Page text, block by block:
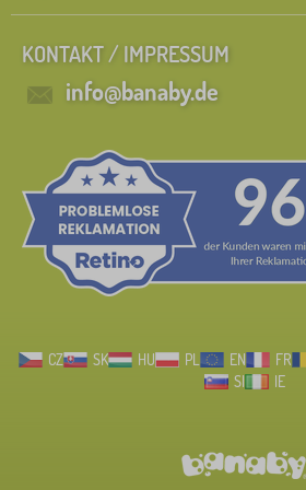
KONTAKT / IMPRESSUM
info@banaby.de
CZ SK HU PL EN FR
SI
IE